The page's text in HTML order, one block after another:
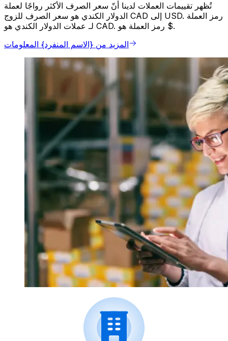
تُظهر تقييمات العملات لدينا أنّ سعر الصرف الأكثر رواجًا لعملة
الدولار الكندي هو سعر الصرف للزوج CAD إلى USD. رمز العملة
لـ عملات الدولار الكندي هو CAD. رمز العملة هو $.
المزيد من {الاسم المنفرد} المعلومات